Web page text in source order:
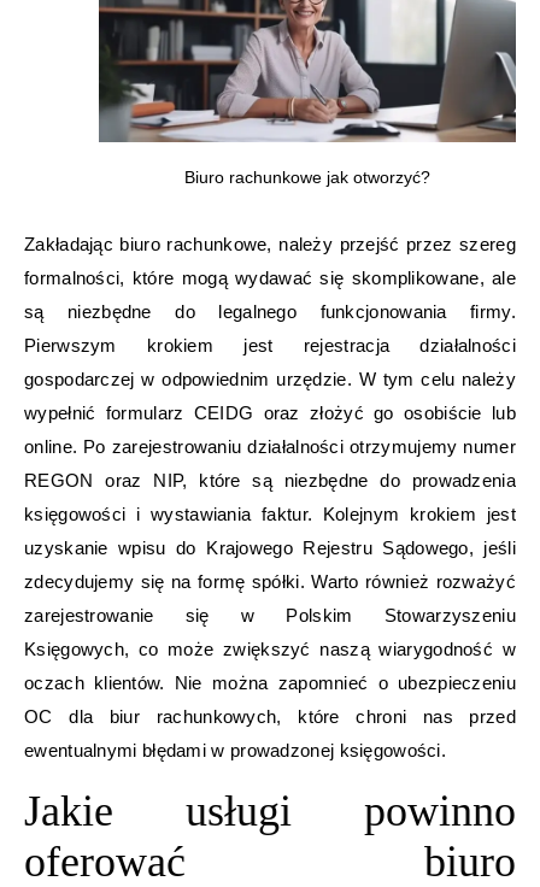
Biuro rachunkowe jak otworzyć?
Zakładając biuro rachunkowe, należy przejść przez szereg
formalności, które mogą wydawać się skomplikowane, ale
są niezbędne do legalnego funkcjonowania firmy.
Pierwszym krokiem jest rejestracja działalności
gospodarczej w odpowiednim urzędzie. W tym celu należy
wypełnić formularz CEIDG oraz złożyć go osobiście lub
online. Po zarejestrowaniu działalności otrzymujemy numer
REGON oraz NIP, które są niezbędne do prowadzenia
księgowości i wystawiania faktur. Kolejnym krokiem jest
uzyskanie wpisu do Krajowego Rejestru Sądowego, jeśli
zdecydujemy się na formę spółki. Warto również rozważyć
zarejestrowanie się w Polskim Stowarzyszeniu
Księgowych, co może zwiększyć naszą wiarygodność w
oczach klientów. Nie można zapomnieć o ubezpieczeniu
OC dla biur rachunkowych, które chroni nas przed
ewentualnymi błędami w prowadzonej księgowości.
Jakie usługi powinno
oferować biuro